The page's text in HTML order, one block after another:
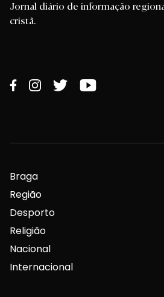
Jornal diário de informação
cristã.
Braga
Região
Desporto
Religião
Nacional
Internacional